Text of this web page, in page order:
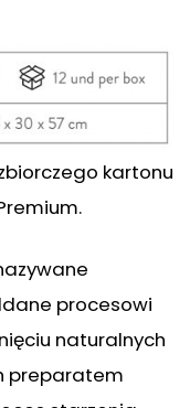
kartonu
procesowi
naturalnych
preparatem